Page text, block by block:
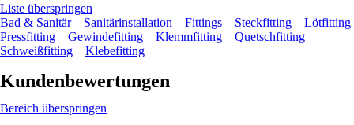
Liste überspringen
Bad & Sanitär
Sanitärinstallation Fittings Steckfitting
Lötfitting
Pressfitting
Gewindefitting Klemmfitting
Quetschfitting
Schweißfitting
Klebefitting
Kundenbewertungen
Bereich überspringen